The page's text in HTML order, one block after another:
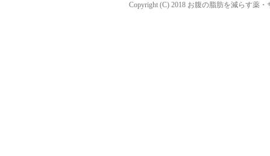
Copyright (C) 2018 お腹の脂肪を減らす薬